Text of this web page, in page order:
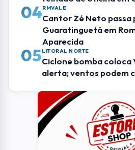
04RMVALE
Cantor Zé Neto passa
Guaratinguetá em
Aparecida
05LITORAL NORTE
Ciclone bomba coloca
alerta; ventos podem